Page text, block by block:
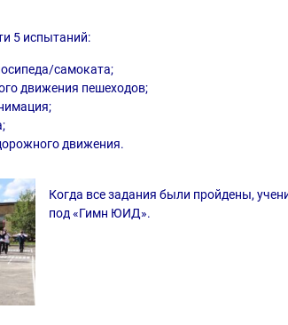
5 испытаний:
самоката;
движения пешеходов;
движения.
Когда все задания были пройдены,
под «Гимн ЮИД».